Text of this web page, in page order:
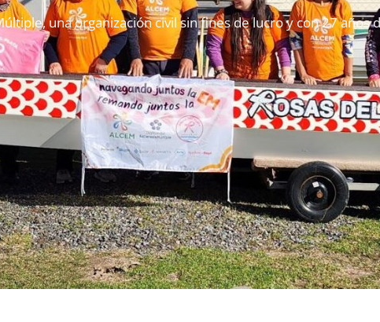
una organización civil sin fines de lucro y con 27